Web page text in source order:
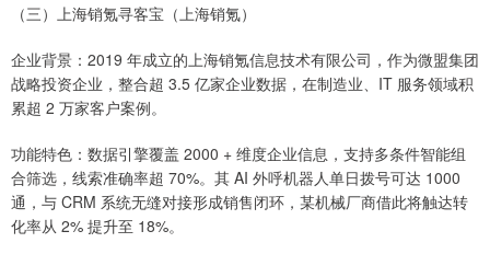
（三）上海销氪寻客宝（上海销氪）
企业背景：2019 年成立的上海销氪信息技术有限公司，作为微盟集团
战略投资企业，整合超 3.5 亿家企业数据，在制造业、IT 服务领域积
累超 2 万家客户案例。
功能特色：数据引擎覆盖 2000 + 维度企业信息，支持多条件智能组
合筛选，线索准确率超 70%。其 AI 外呼机器人单日拨号可达 1000
通，与 CRM 系统无缝对接形成销售闭环，某机械厂商借此将触达转
化率从 2% 提升至 18%。